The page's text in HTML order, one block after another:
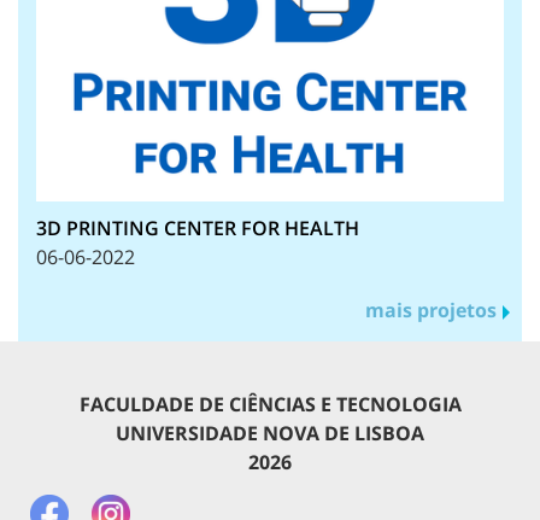
3D PRINTING CENTER FOR HEALTH
06-06-2022
mais projetos
FACULDADE DE CIÊNCIAS E TECNOLOGIA
UNIVERSIDADE NOVA DE LISBOA
2026